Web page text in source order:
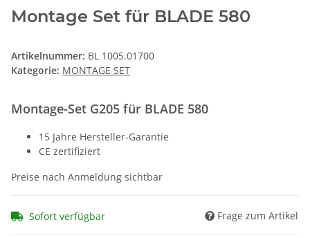
Montage Set für BLADE 580
Artikelnummer: BL 1005.01700
Kategorie: MONTAGE SET
Montage-Set G205 für BLADE 580
15 Jahre Hersteller-Garantie
CE zertifiziert
Preise nach Anmeldung sichtbar
Sofort verfügbar Frage zum Artikel